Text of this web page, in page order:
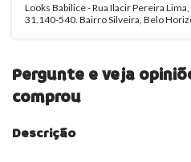
Looks Babilice - Rua Ilacir Pereira
31.140-540. Bairro Silveira, Belo
Pergunte e veja
comprou
Descrição